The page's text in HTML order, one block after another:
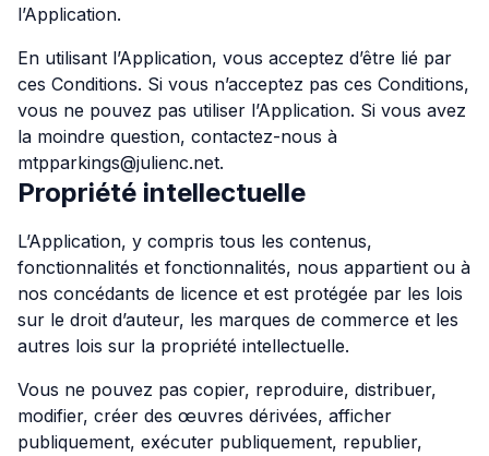
l’Application.
En utilisant l’Application, vous acceptez d’être lié par
ces Conditions. Si vous n’acceptez pas ces Conditions,
vous ne pouvez pas utiliser l’Application. Si vous avez
la moindre question, contactez-nous à
mtpparkings@julienc.net.
Propriété intellectuelle
L’Application, y compris tous les contenus,
fonctionnalités et fonctionnalités, nous appartient ou à
nos concédants de licence et est protégée par les lois
sur le droit d’auteur, les marques de commerce et les
autres lois sur la propriété intellectuelle.
Vous ne pouvez pas copier, reproduire, distribuer,
modifier, créer des œuvres dérivées, afficher
publiquement, exécuter publiquement, republier,